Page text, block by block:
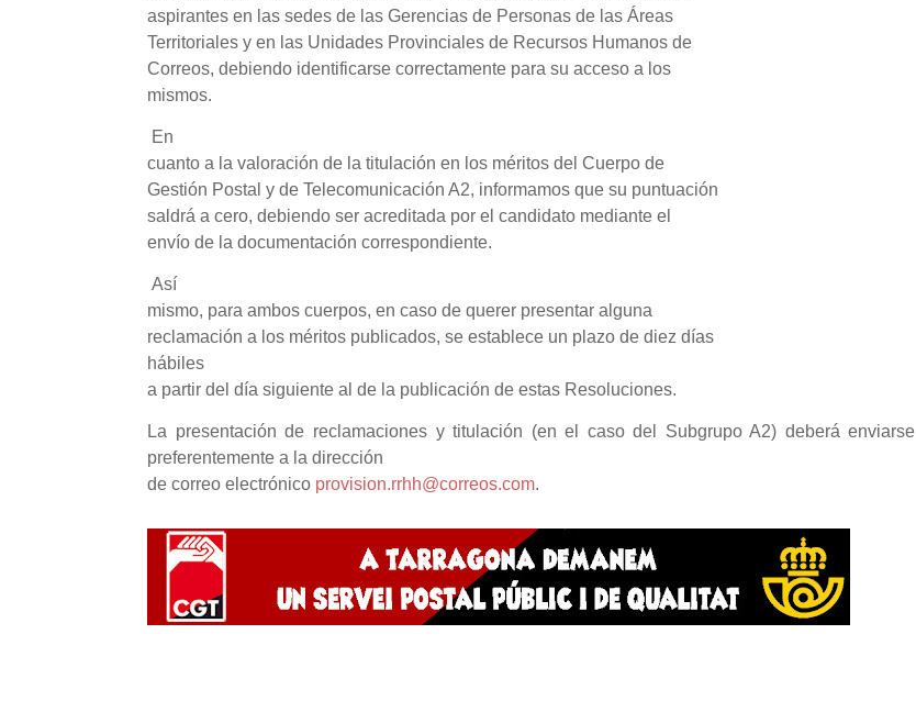
aspirantes en las sedes de las Gerencias de Personas de las Áreas
Territoriales y en las Unidades Provinciales de Recursos Humanos de
Correos, debiendo identificarse correctamente para su acceso a los
mismos.
En
cuanto a la valoración de la titulación en los méritos del Cuerpo de
Gestión Postal y de Telecomunicación A2, informamos que su puntuación
saldrá a cero, debiendo ser acreditada por el candidato mediante el
envío de la documentación correspondiente.
Así
mismo, para ambos cuerpos, en caso de querer presentar alguna
reclamación a los méritos publicados, se establece un plazo de diez días
hábiles
a partir del día siguiente al de la publicación de estas Resoluciones.
La presentación de reclamaciones y titulación (en el caso del Subgrupo A2) deberá enviarse
preferentemente a la dirección
de correo electrónico provision.rrhh@correos.com.